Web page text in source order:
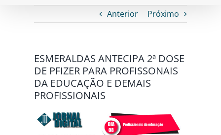
Anterior Próximo
ESMERALDAS ANTECIPA 2ª DOSE
DE PFIZER PARA PROFISSONAIS
DA EDUCAÇÃO E DEMAIS
PROFISSIONAIS